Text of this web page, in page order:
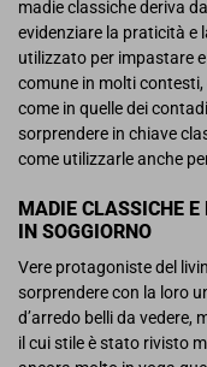
madie classiche deriva
evidenziare la praticità e
utilizzato per impastare
comune in molti contesti,
come in quelle dei
sorprendere in chiave
come utilizzarle anche
MADIE CLASSICHE
IN SOGGIORNO
Vere protagoniste del
sorprendere con la loro
d’arredo belli da vedere,
il cui stile è stato rivisto